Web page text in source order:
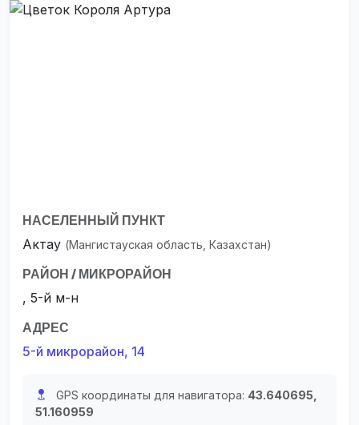
НАСЕЛЕННЫЙ ПУНКТ
Актау (Мангистауская область, Казахстан)
РАЙОН / МИКРОРАЙОН
, 5-й м-н
АДРЕС
5-й микрорайон, 14
GPS координаты для навигатора: 43.640695,
51.160959